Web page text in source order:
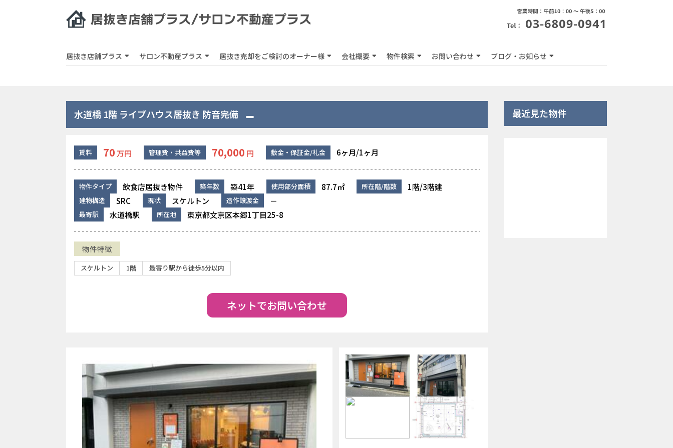
居抜き店舗プラス サロン不動産プラス 居抜き売却をご検討のオーナー様 会社概要 物件検索 お問い合わせ ブログ・お知らせ
水道橋 1階 ライブハウス居抜き 防音完備
賃料 70万円 管理費・共益費等 70,000 円 敷金・保証金/礼金 6ヶ月/1ヶ月
物件タイプ 飲食店居抜き物件 築年数 築41年 使用部分面積 87.7㎡ 所在階/階数 1階/3階建
建物構造 SRC 現状 スケルトン 造作譲渡金 －
最寄駅 水道橋駅 所在地 東京都文京区本郷1丁目25-8
物件特徴
スケルトン 1階 最寄り駅から徒歩5分以内
ネットでお問い合わせ
最近見た物件